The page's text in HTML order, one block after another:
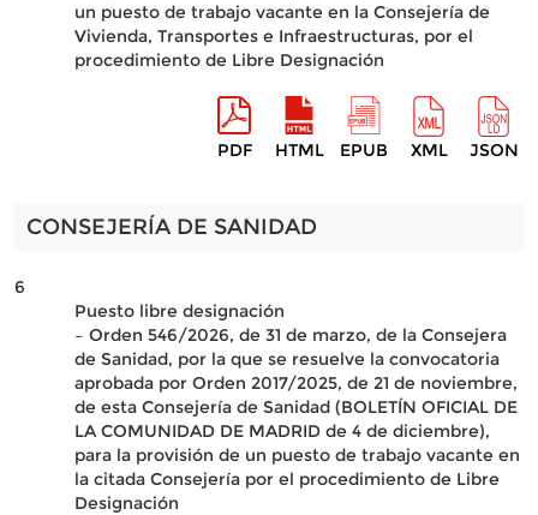
un puesto de trabajo vacante en la Consejería de
Vivienda, Transportes e Infraestructuras, por el
procedimiento de Libre Designación
PDF HTML EPUB XML JSON
CONSEJERÍA DE SANIDAD
6
Puesto libre designación
– Orden 546/2026, de 31 de marzo, de la Consejera
de Sanidad, por la que se resuelve la convocatoria
aprobada por Orden 2017/2025, de 21 de noviembre,
de esta Consejería de Sanidad (BOLETÍN OFICIAL DE
LA COMUNIDAD DE MADRID de 4 de diciembre),
para la provisión de un puesto de trabajo vacante en
la citada Consejería por el procedimiento de Libre
Designación